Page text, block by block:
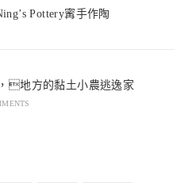
Pottery寗手作陶
地方的黏土小農逃逸家